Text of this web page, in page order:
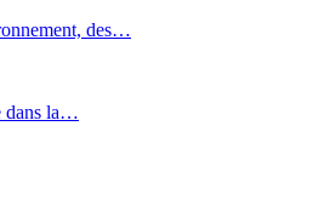
des…
dans la…